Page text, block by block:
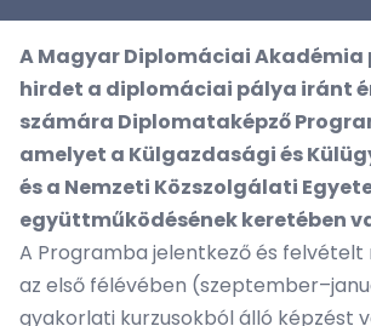
A Magyar Diplomáciai
hirdet a diplomáciai pálya iránt
számára Diplomataképző
amelyet a Külgazdasági és
és a Nemzeti Közszolgálati
együttműködésének keretében
A Programba jelentkező és
az első félévében
gyakorlati kurzusokból álló képzést